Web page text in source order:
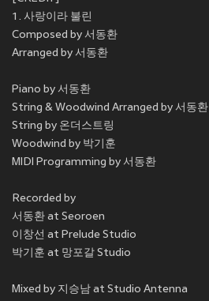
1. 사랑이라 불린
Composed by 서동환
Arranged by 서동환
Piano by 서동환
String & Woodwind Arranged by 서동환
String by 온더스트링
Woodwind by 박기훈
MIDI Programming by 서동환
Recorded by
서동환 at Seoroen
이창선 at Prelude Studio
박기훈 at 망포갈 Studio
Mixed by 지승남 at Studio Antenna